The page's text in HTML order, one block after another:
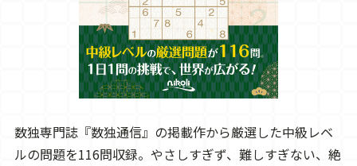
数独専門誌『数独通信』の掲載作から厳選した中級レベ
ルの問題を116問収録。やさしすぎず、難しすぎない、絶